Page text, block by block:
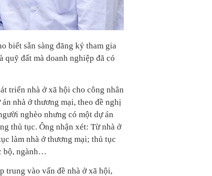
biết sẵn sàng đăng ký tham gia
quỹ đất mà doanh nghiệp đã có
triển nhà ở xã hội cho công nhân
nhà ở thương mại, theo đề nghị
nghèo nhưng có một dự án
thủ tục. Ông nhận xét: Từ nhà ở
làm nhà ở thương mại; thủ tục
bộ, ngành…
trung vào vấn đề nhà ở xã hội,